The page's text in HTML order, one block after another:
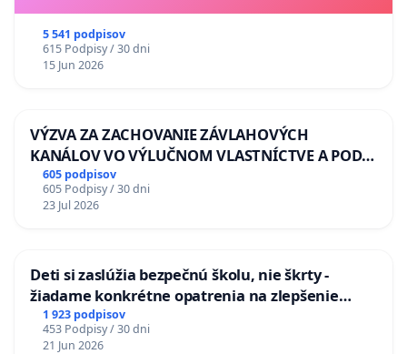
5 541 podpisov
615 Podpisy / 30 dni
15 Jun 2026
VÝZVA ZA ZACHOVANIE ZÁVLAHOVÝCH
KANÁLOV VO VÝLUČNOM VLASTNÍCTVE A POD
KONTROLOU SLOVENSKEJ REPUBLIKY & žiadosť
na riešenie zanedbaného stavu závlahových a
odvodňovacích kanálov na Slovensku
605 podpisov
605 Podpisy / 30 dni
23 Jul 2026
Deti si zaslúžia bezpečnú školu, nie škrty -
žiadame konkrétne opatrenia na zlepšenie
situácie v školstve
1 923 podpisov
453 Podpisy / 30 dni
21 Jun 2026